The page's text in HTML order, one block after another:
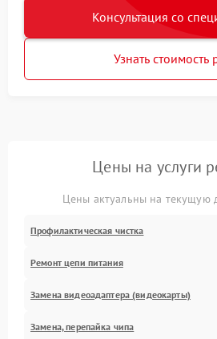
Консультация со
Узнать стоимость
Цены на услуги
Цены актуальны на текущую
Профилактическая чистка
Ремонт цепи питания
Замена видеоадаптера (видеокарты)
Замена, перепайка чипа